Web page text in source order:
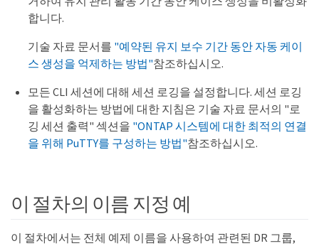
합니다.
기술 자료 문서를 "예약된 유지 보수 기간 동안 자동 케이
스 생성을 억제하는 방법"참조하십시오.
모든 CLI 세션에 대해 세션 로깅을 설정합니다. 세션 로깅
을 활성화하는 방법에 대한 지침은 기술 자료 문서의 "로
깅 세션 출력" 섹션을 "ONTAP 시스템에 대한 최적의 연결
을 위해 PuTTY를 구성하는 방법"참조하십시오.
이 절차의 이름 지정 예
이 절차에서는 전체 예제 이름을 사용하여 관련된 DR 그룹,